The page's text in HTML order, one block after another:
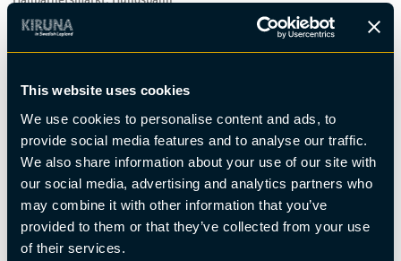
This website uses cookies
We use cookies to personalise content and ads, to
provide social media features and to analyse our traffic.
We also share information about your use of our site with
our social media, advertising and analytics partners who
may combine it with other information that you’ve
provided to them or that they’ve collected from your use
of their services.
Hundspann - Sitt och njut